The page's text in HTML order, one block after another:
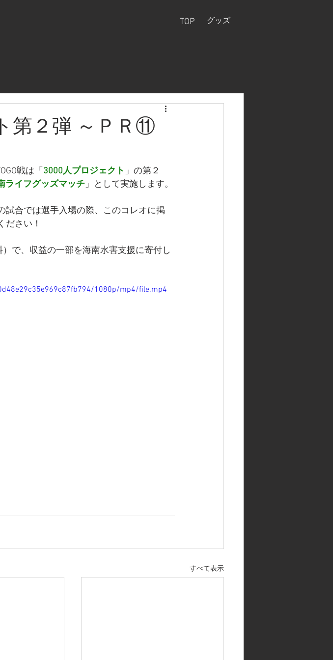
TOP グッズ
第２弾 ～ＰＲ⑪
戦は「 3000人プロジェクト 」の第２
ライフグッズマッチ 」として実施します。
試合では選手入場の際、このコレオに掲
ださい！
で、収益の一部を海南水害支援に寄付し
1080p/mp4/file.mp4
すべて表示